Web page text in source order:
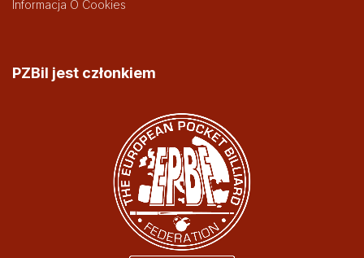
Informacja O Cookies
PZBil jest członkiem